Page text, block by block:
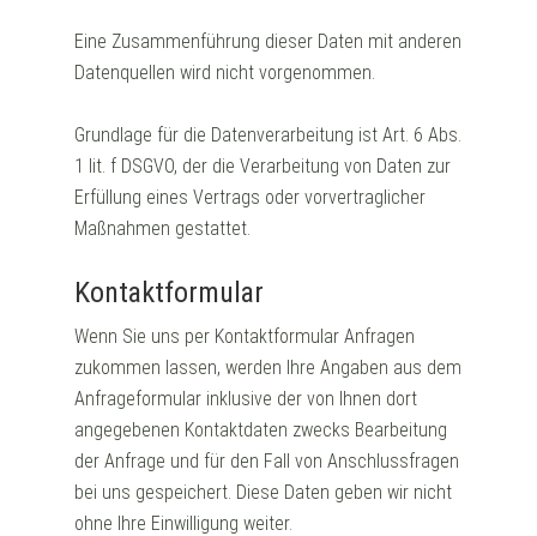
Eine Zusammenführung dieser Daten mit anderen
Datenquellen wird nicht vorgenommen.
Grundlage für die Datenverarbeitung ist Art. 6 Abs.
1 lit. f DSGVO, der die Verarbeitung von Daten zur
Erfüllung eines Vertrags oder vorvertraglicher
Maßnahmen gestattet.
Kontaktformular
Wenn Sie uns per Kontaktformular Anfragen
zukommen lassen, werden Ihre Angaben aus dem
Anfrageformular inklusive der von Ihnen dort
angegebenen Kontaktdaten zwecks Bearbeitung
der Anfrage und für den Fall von Anschlussfragen
bei uns gespeichert. Diese Daten geben wir nicht
ohne Ihre Einwilligung weiter.